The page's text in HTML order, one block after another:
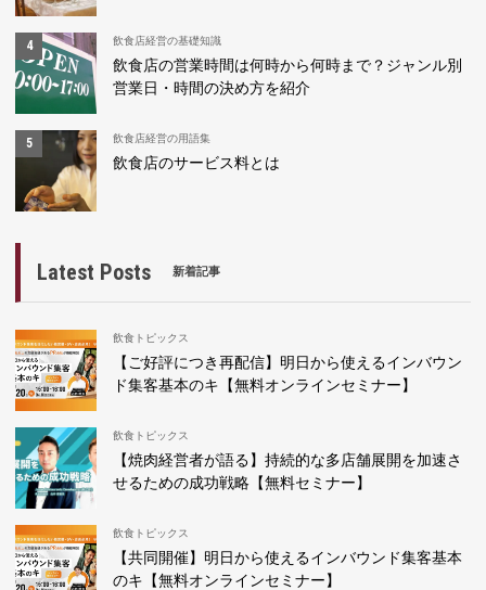
飲食店経営の基礎知識
飲食店の営業時間は何時から何時まで？ジャンル別
営業日・時間の決め方を紹介
飲食店経営の用語集
飲食店のサービス料とは
Latest Posts 新着記事
飲食トピックス
【ご好評につき再配信】明日から使えるインバウン
ド集客基本のキ【無料オンラインセミナー】
飲食トピックス
【焼肉経営者が語る】持続的な多店舗展開を加速さ
せるための成功戦略【無料セミナー】
飲食トピックス
【共同開催】明日から使えるインバウンド集客基本
のキ【無料オンラインセミナー】